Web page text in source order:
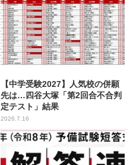
【中学受験2027】人気校の併願
先は…四谷大塚「第2回合不合判
定テスト」結果
2026.7.16